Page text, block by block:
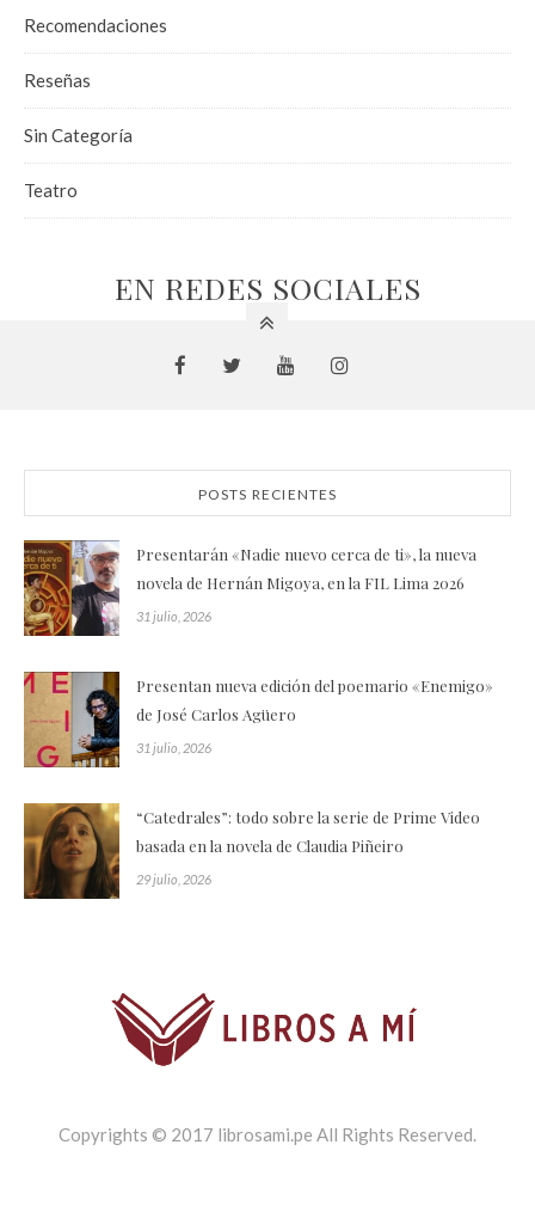
Recomendaciones
Reseñas
Sin Categoría
Teatro
EN REDES SOCIALES
POSTS RECIENTES
Presentarán «Nadie nuevo cerca de ti», la nueva
novela de Hernán Migoya, en la FIL Lima 2026
31 julio, 2026
Presentan nueva edición del poemario «Enemigo»
de José Carlos Agüero
31 julio, 2026
“Catedrales”: todo sobre la serie de Prime Video
basada en la novela de Claudia Piñeiro
29 julio, 2026
Copyrights © 2017 librosami.pe All Rights Reserved.